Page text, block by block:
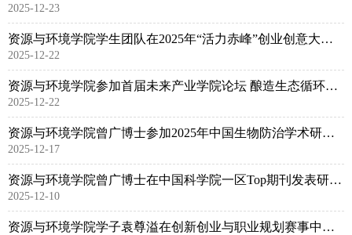
2025-12-23
资源与环境学院学生团队在2025年“活力赤峰”创业创意大赛总决赛中获二等奖
2025-12-22
资源与环境学院参加首届未来产业学院论坛 酿造生态循环科技产业学院获评优秀案例
2025-12-22
资源与环境学院曾广博士参加2025年中国生物防治学术研讨会并作学术报告
2025-12-17
资源与环境学院曾广博士在中国科学院一区Top期刊发表研究成果
2025-12-10
资源与环境学院学子袁尊溢在创新创业与职业规划赛事中双获佳绩